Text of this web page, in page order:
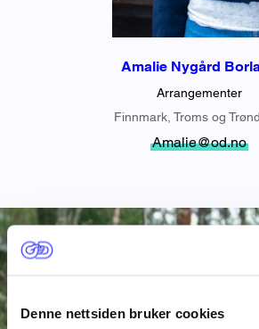
Denne nettsiden bruker cookies
Amalie Nygård
Arrangementer
Finnmark, Troms og
Amalie@od.no